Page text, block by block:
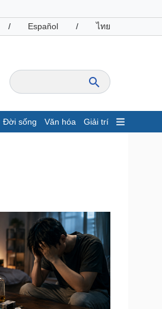
/ Español / ไทย
Đời sống Văn hóa Giải trí
Giá cà phê
Công nghệ
Sành điệu
Tin Công nghệ
Trải nghiệm
Chuyển đổi số